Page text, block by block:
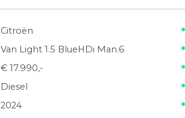
Citroën
Van Light 1.5 BlueHDi Man.6
€ 17.990,-
Diesel
2024